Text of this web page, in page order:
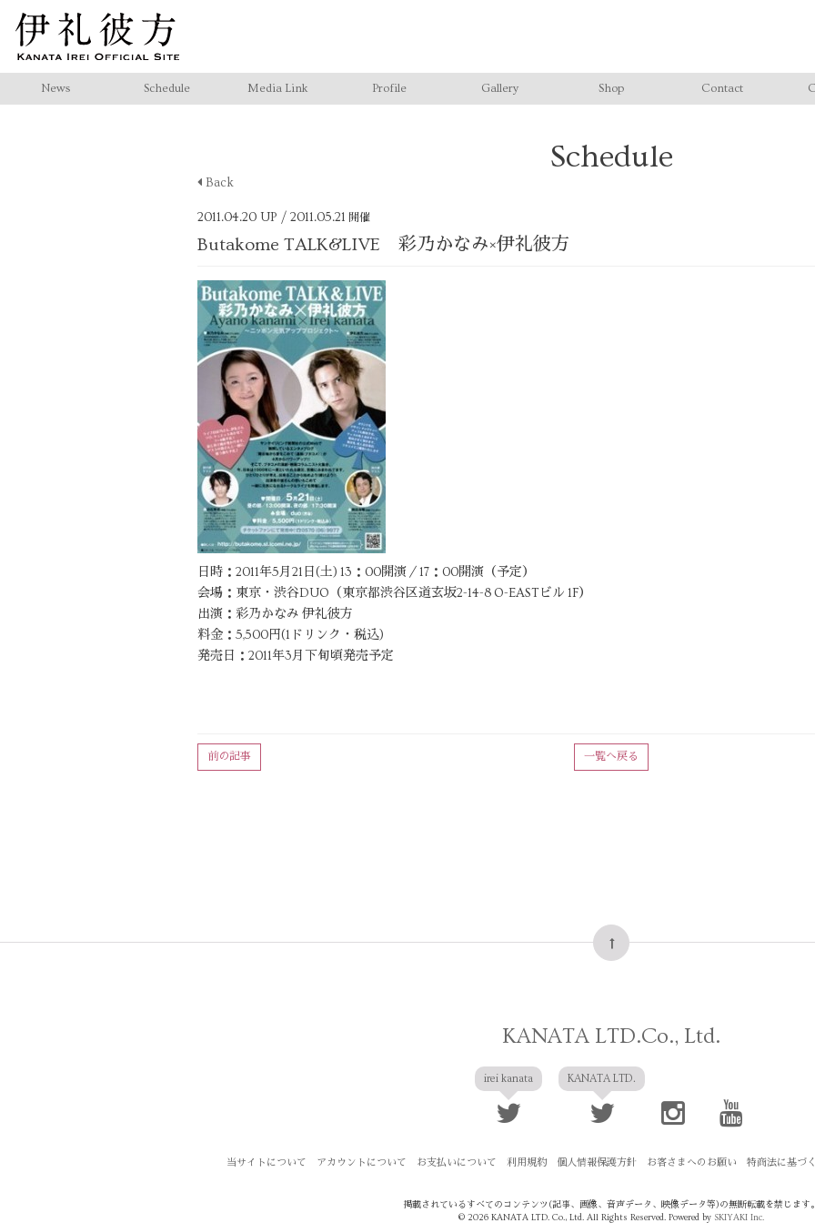
News Schedule Media Link Profile Gallery Shop Contact
Schedule
Back
2011.04.20 UP / 2011.05.21 開催
Butakome TALK&LIVE 彩乃かなみ×伊礼彼方
日時：2011年5月21日(土) 13：00開演／17：00開演（予定）
会場：東京・渋谷DUO（東京都渋谷区道玄坂2-14-8 O-EASTビル 1F）
出演：彩乃かなみ 伊礼彼方
料金：5,500円(1ドリンク・税込)
発売日：2011年3月下旬頃発売予定
一覧へ戻る
前の記事
KANATA LTD.Co., Ltd.
irei kanata KANATA LTD.
当サイトについて アカウントについて お支払いについて 利用規約 個人情報保護方針 お客さまへのお願い 特商法に基づ
掲載されているすべてのコンテンツ (記事、画像、音声データ、映像データ等)の無断転載を禁じます
© 2026 KANATA LTD. Co., Ltd. All Rights Reserved. Powered by SKIYAKI Inc.